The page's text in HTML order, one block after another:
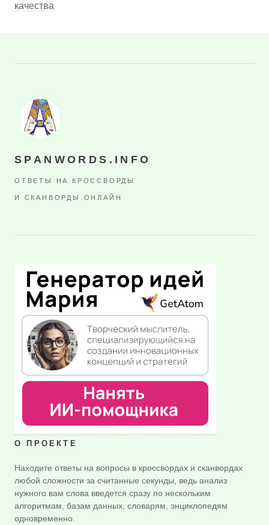
качества
SPANWORDS.INFO
ОТВЕТЫ НА КРОССВОРДЫ
И СКАНВОРДЫ ОНЛАЙН
О ПРОЕКТЕ
Находите ответы на вопросы в кроссвордах и сканвордах
любой сложности за считанные секунды, ведь анализ
нужного вам слова введется сразу по нескольким
алгоритмам, базам данных, словарям, энциклопедям
одновременно.